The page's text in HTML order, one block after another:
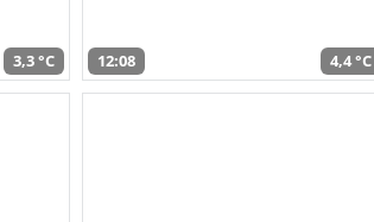
3,3 °C 12:08 4,4 °C